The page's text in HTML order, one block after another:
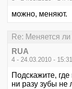
можно, меняют.
Re: Меняется
RUA
4 - 24.03.2010 - 15:31
Подскажите,
ни разу зубы не